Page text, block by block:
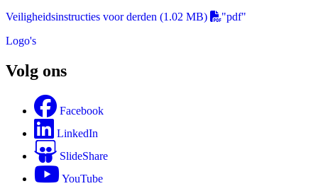
Veiligheidsinstructies voor derden (1.02 MB)
"pdf"
Logo's
Volg ons
Facebook
LinkedIn
SlideShare
YouTube